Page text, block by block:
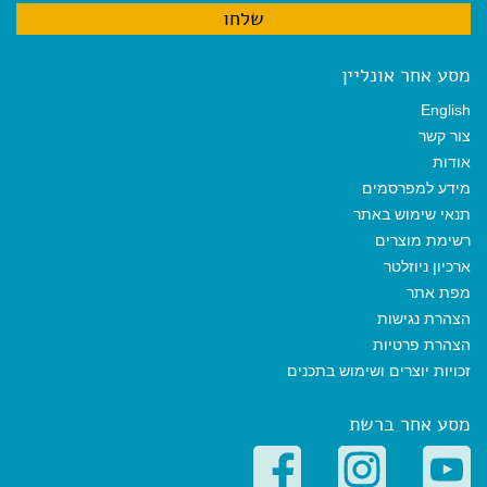
מסע אחר אונליין
English
צור קשר
אודות
מידע למפרסמים
תנאי שימוש באתר
רשימת מוצרים
ארכיון ניוזלטר
מפת אתר
הצהרת נגישות
הצהרת פרטיות
זכויות יוצרים ושימוש בתכנים
מסע אחר ברשת